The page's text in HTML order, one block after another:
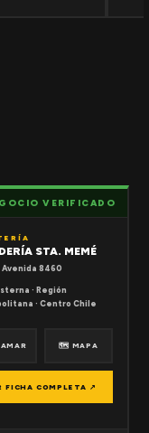
VERIFICADO
STA. MEMÉ
Avenida 8460
· Región
· Centro Chile
🗺 MAPA
FICHA COMPLETA ↗